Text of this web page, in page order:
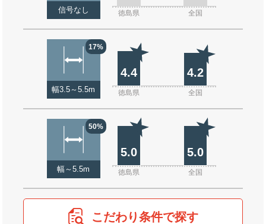
信号なし 徳島県 全国
17%
幅3.5～5.5m
4.4 4.2
徳島県 全国
50%
幅～5.5m
5.0 5.0
徳島県 全国
こだわり条件で探す